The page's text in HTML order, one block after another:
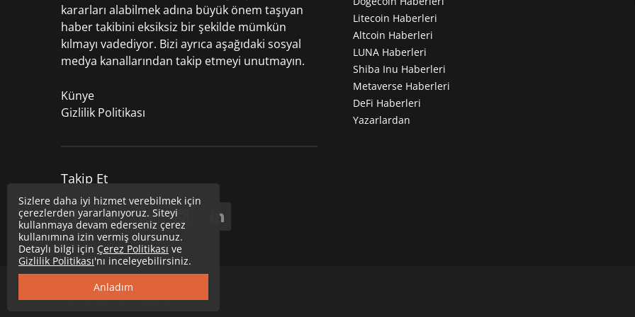
kararları alabilmek adına büyük önem taşıyan
haber takibini eksiksiz bir şekilde mümkün
kılmayı vadediyor. Bizi ayrıca aşağıdaki sosyal
medya kanallarından takip etmeyi unutmayın.
Künye
Gizlilik Politikası
Takip Et
Litecoin Haberleri
Altcoin Haberleri
LUNA Haberleri
Shiba Inu Haberleri
Metaverse Haberleri
DeFi Haberleri
Yazarlardan
Copyright © 2020
Güncel Bitcoin Haberleri
Sizlere daha iyi hizmet verebilmek için
çerezlerden yararlanıyoruz. Siteyi
kullanmaya devam ederseniz çerez
kullanımına izin vermiş olursunuz.
Detaylı bilgi için Çerez Politikası ve
Gizlilik Politikası'nı inceleyebilirsiniz.
Anladım